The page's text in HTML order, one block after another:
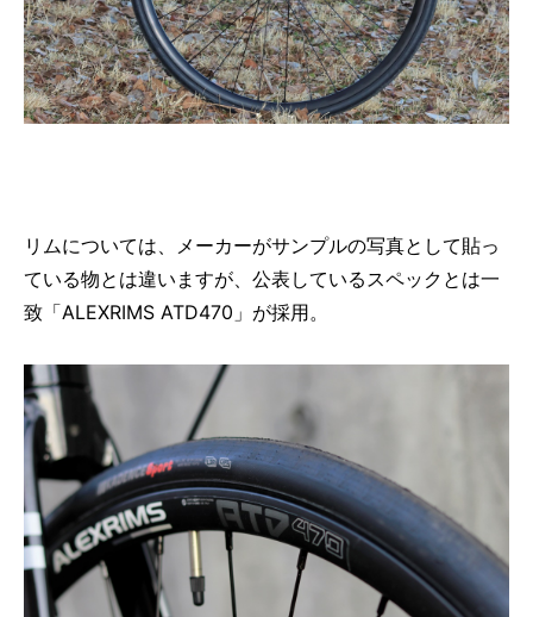
リムについては、メーカーがサンプルの写真として貼っ
ている物とは違いますが、公表しているスペックとは一
致「ALEXRIMS ATD470」が採用。